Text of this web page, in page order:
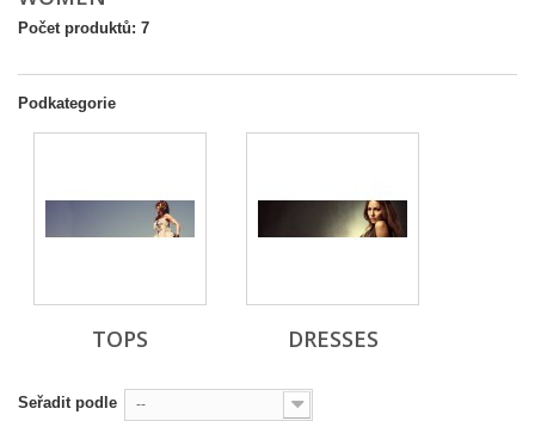
Počet produktů: 7
Podkategorie
TOPS DRESSES
Seřadit podle --